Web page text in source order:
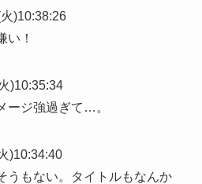
)10:38:26
い！
)10:35:34
ージ強過ぎて…。
)10:34:40
うもない。タイトルもなんか